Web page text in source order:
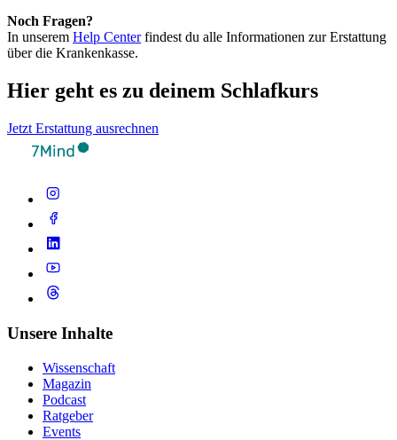
Noch Fragen?
In unserem Help Centerfindest du alle Informationen zur Erstattung
über die Krankenkasse.
Hier geht es zu deinem Schlafkurs
Jetzt Erstattung ausrechnen
Unsere Inhalte
Wissenschaft
Magazin
Podcast
Ratgeber
Events